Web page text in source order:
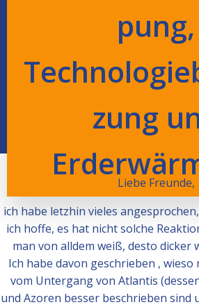
pung,
zung
Liebe Freunde,
ich habe letzhin vieles
ich hoffe, es hat nicht solche
man von alldem weiß, desto dicker
Ich habe davon geschrieben ,
vom Untergang von Atlantis
und Azoren besser beschrieben sind